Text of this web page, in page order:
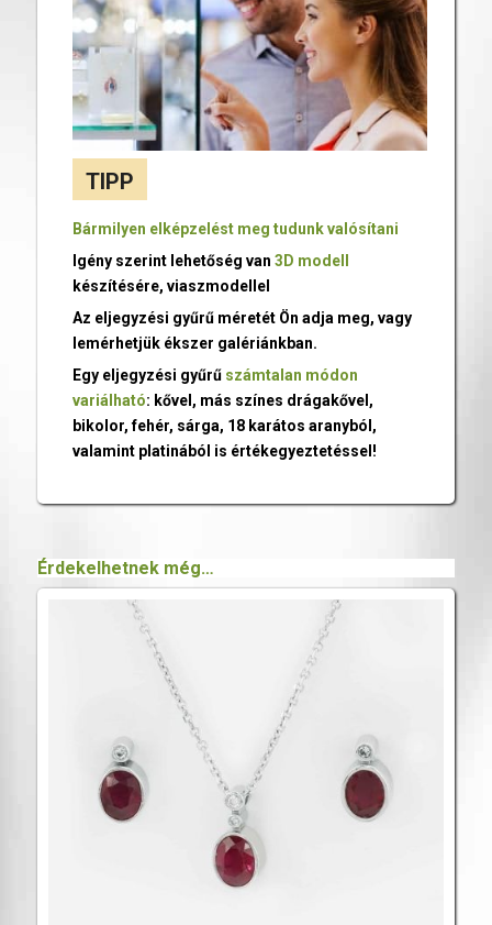
TIPP
Bármilyen elképzelést meg tudunk valósítani
Igény szerint lehetőség van 3D modell
készítésére, viaszmodellel
Az eljegyzési gyűrű méretét Ön adja meg, vagy
lemérhetjük ékszer galériánkban.
Egy eljegyzési gyűrű számtalan módon
variálható: kővel, más színes drágakővel,
bikolor, fehér, sárga, 18 karátos aranyból,
valamint platinából is értékegyeztetéssel!
Érdekelhetnek még…